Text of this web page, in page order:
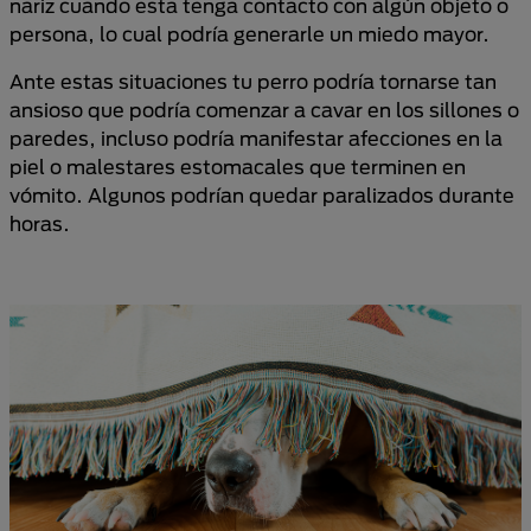
nariz cuando esta tenga contacto con algún objeto o
persona, lo cual podría generarle un miedo mayor.
Ante estas situaciones tu perro podría tornarse tan
ansioso que podría comenzar a cavar en los sillones o
paredes, incluso podría manifestar afecciones en la
piel o malestares estomacales que terminen en
vómito. Algunos podrían quedar paralizados durante
horas.